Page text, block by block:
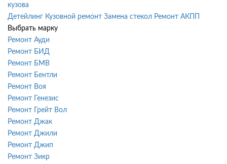
кузова
Детейлинг Кузовной ремонт Замена стекол Ремонт АКПП
Выбрать марку
Ремонт Ауди
Ремонт БИД
Ремонт БМВ
Ремонт Бентли
Ремонт Воя
Ремонт Генезис
Ремонт Грейт Вол
Ремонт Джак
Ремонт Джили
Ремонт Джип
Ремонт Зикр